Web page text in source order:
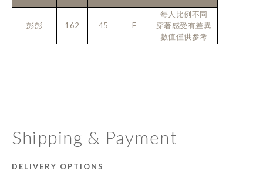
彭彭 162 45 F
每人比例不同
穿著感受有差異
數值僅供參考
Shipping & Payment
DELIVERY OPTIONS